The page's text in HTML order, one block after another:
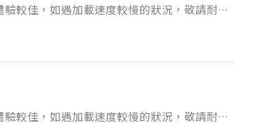
較佳，如遇加載速度較慢的狀況，敬請耐心
較佳，如遇加載速度較慢的狀況，敬請耐心